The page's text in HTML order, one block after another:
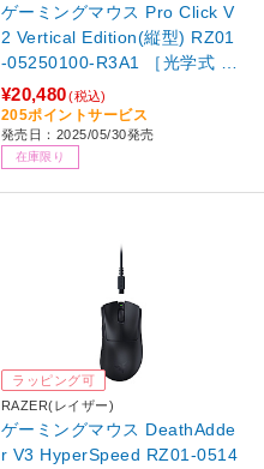
ゲーミングマウス Pro Click V
2 Vertical Edition(縦型) RZ01
-05250100-R3A1 ［光学式 /
有線／無線(ワイヤレス) /6ボ
タン /Bluetooth・USB］ 【86
4】
¥20,480(税込)
205ポイントサービス
発売日：2025/05/30発売
在庫限り
ラッピング可
RAZER(レイザー)
ゲーミングマウス DeathAdde
r V3 HyperSpeed RZ01-0514